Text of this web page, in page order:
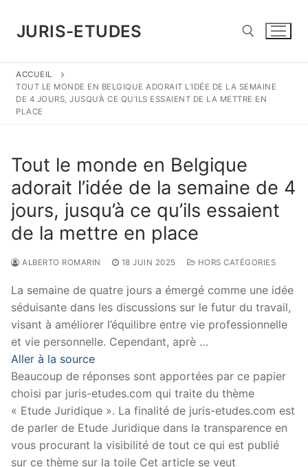
contenu
JURIS-ETUDES
Rechercher :
ACCUEIL
TOUT LE MONDE EN BELGIQUE ADORAIT L’IDÉE DE LA SEMAINE
DE 4 JOURS, JUSQU’À CE QU’ILS ESSAIENT DE LA METTRE EN
PLACE
Tout le monde en Belgique
adorait l’idée de la semaine de 4
jours, jusqu’à ce qu’ils essaient
de la mettre en place
ALBERTO ROMARIN 18 JUIN 2025 HORS CATÉGORIES
La semaine de quatre jours a émergé comme une idée
séduisante dans les discussions sur le futur du travail,
visant à améliorer l’équilibre entre vie professionnelle
et vie personnelle. Cependant, aprè …
Aller à la source
Beaucoup de réponses sont apportées par ce papier
choisi par juris-etudes.com qui traite du thème
« Etude Juridique ». La finalité de juris-etudes.com est
de parler de Etude Juridique dans la transparence en
vous procurant la visibilité de tout ce qui est publié
sur ce thème sur la toile Cet article se veut